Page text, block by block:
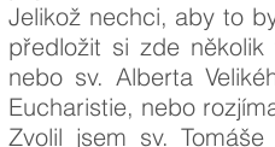
Jelikož nechci, aby to
předložit si zde
nebo sv. Alberta
Eucharistie, nebo
Zvolil jsem sv.